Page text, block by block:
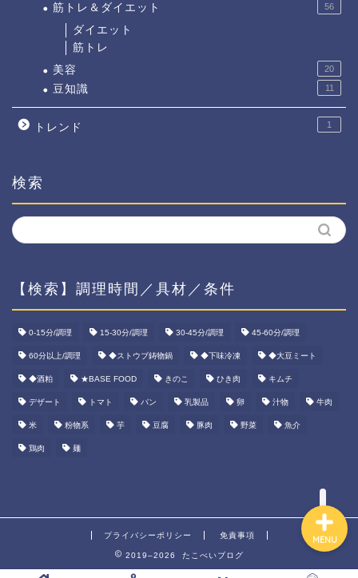
筋トレ＆ダイエット 56
ダイエット
筋トレ
美容
20
豆知識 11
トレンド 1
検索
【検索】調理時間／具材／条件
0-15分/調理 15-30分/調理 30-45分/調理 45-60分/調理
60分以上/調理 ◆ストウブ鋳物鍋 ◆下味冷凍 ◆大豆ミート
◆酒粕 ★BASE FOOD きのこ ひき肉 キムチ
デザート トマト パン 乳製品 卵 汁物 牛肉
米 粉物系 芋 豆腐 豚肉 野菜 魚介
鶏肉 麺
プライバシーポリシー 免責事項
2019–2026 たこべいブログ
MENU
ホーム
資産運用
ダイエット